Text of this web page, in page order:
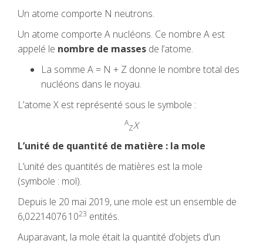
Un atome comporte N neutrons.
Un atome comporte A nucléons. Ce nombre A est
appelé le nombre de masses de l’atome.
La somme A = N + Z donne le nombre total des
nucléons dans le noyau.
L’atome X est représenté sous le symbole :
A
ZX
L’unité de quantité de matière : la mole
L’unité des quantités de matières est la mole
(symbole : mol).
Depuis le 20 mai 2019, une mole est un ensemble de
6,02214076 1023 entités.
Auparavant, la mole était la quantité d’objets d’un